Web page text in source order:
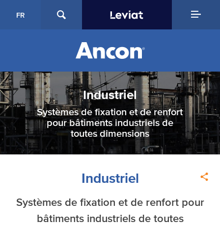
FR
Industriel
Systèmes de fixation et de renfort
pour bâtiments industriels de
toutes dimensions
Industriel
Systèmes de fixation et de renfort pour
bâtiments industriels de toutes